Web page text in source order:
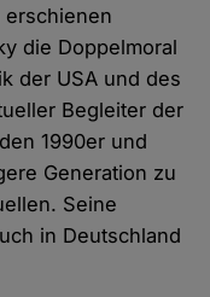
erschienen
die Doppelmoral
der USA und des
Begleiter der
1990er und
Generation zu
Seine
in Deutschland